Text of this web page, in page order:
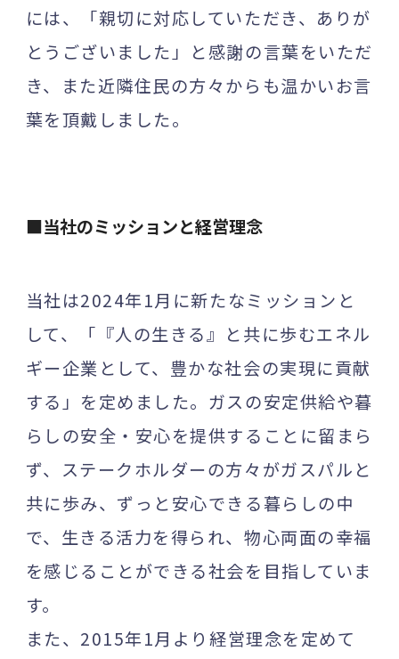
には、「親切に対応していただき、ありが
とうございました」と感謝の言葉をいただ
き、また近隣住民の方々からも温かいお言
葉を頂戴しました。
■当社のミッションと経営理念
当社は2024年1月に新たなミッションと
して、「『人の生きる』と共に歩むエネル
ギー企業として、豊かな社会の実現に貢献
する」を定めました。ガスの安定供給や暮
らしの安全・安心を提供することに留まら
ず、ステークホルダーの方々がガスパルと
共に歩み、ずっと安心できる暮らしの中
で、生きる活力を得られ、物心両面の幸福
を感じることができる社会を目指していま
す。
また、2015年1月より経営理念を定めて